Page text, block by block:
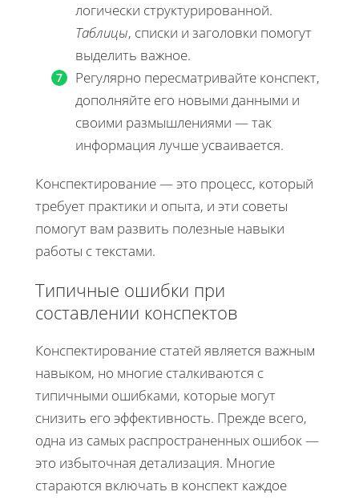
логически структурированной.
Таблицы, списки и заголовки помогут
выделить важное.
Регулярно пересматривайте конспект,
дополняйте его новыми данными и
своими размышлениями — так
информация лучше усваивается.
Конспектирование — это процесс, который
требует практики и опыта, и эти советы
помогут вам развить полезные навыки
работы с текстами.
Типичные ошибки при
составлении конспектов
Конспектирование статей является важным
навыком, но многие сталкиваются с
типичными ошибками, которые могут
снизить его эффективность. Прежде всего,
одна из самых распространенных ошибок —
это избыточная детализация. Многие
стараются включать в конспект каждое